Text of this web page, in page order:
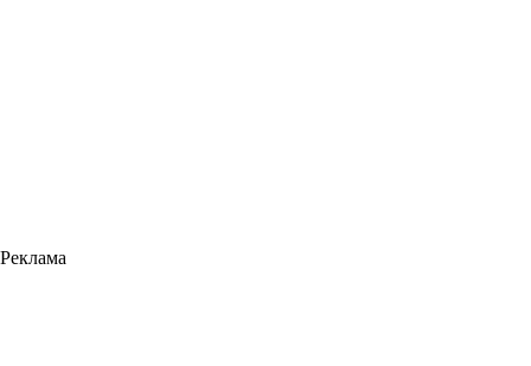
Реклама